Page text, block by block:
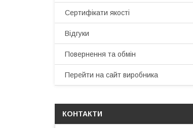
Сертифікати якості
Відгуки
Повернення та обмін
Перейти на сайт виробника
КОНТАКТИ